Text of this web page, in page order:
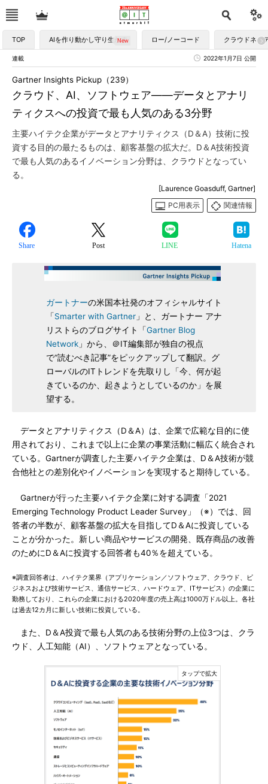
TOP AIを作り動かし守り生かす ロー/ノーコード クラウドネイ
連載 2022年1月7日 公開
クラウド、AI、ソフトウェア――データとアナリ
ティクスへの投資で最も人気のある3分野
Gartner Insights Pickup（239）
主要ハイテク企業がデータとアナリティクス（D＆A）技術に投
資する目的の最たるものは、顧客基盤の拡大だ。D＆A技術投資
で最も人気のあるイノベーション分野は、クラウドとなってい
る。
[Laurence Goasduff, Gartner]
PC用表示
関連情報
Share Post LINE Hatena
ガートナーの米国本社発のオフィシャルサイト
「Smarter with Gartner」と、ガートナー アナ
リストらのブログサイト「Gartner Blog
Network」から、＠IT編集部が独自の視点
で“読むべき記事”をピックアップして翻訳。グ
ローバルのITトレンドを先取りし「今、何が起
きているのか、起きようとしているのか」を展
望する。
データとアナリティクス（D＆A）は、企業で広範な目的に使
用されており、これまで以上に企業の事業活動に幅広く統合され
ている。Gartnerが調査した主要ハイテク企業は、D＆A技術が競
合他社との差別化やイノベーションを実現すると期待している。
Gartnerが行った主要ハイテク企業に対する調査「2021
Emerging Technology Product Leader Survey」（※）では、回
答者の半数が、顧客基盤の拡大を目指してD＆Aに投資している
ことが分かった。新しい商品やサービスの開発、既存商品の改善
のためにD＆Aに投資する回答者も40％を超えている。
※調査回答者は、ハイテク業界（アプリケーション／ソフトウェア、クラウド、ビ
ジネスおよび技術サービス、通信サービス、ハードウェア、ITサービス）の企業に
勤務しており、これらの企業における2020年度の売上高は1000万ドル以上。各社
は過去12カ月に新しい技術に投資している。
また、D＆A投資で最も人気のある技術分野の上位3つは、クラ
ウド、人工知能（AI）、ソフトウェアとなっている。